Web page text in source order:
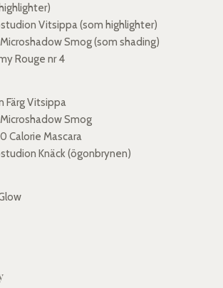
Vitsippa (som highlighter)
Smog (som shading)
Rouge nr 4
Färg Vitsippa
Smog
Calorie Mascara
Knäck (ögonbrynen)